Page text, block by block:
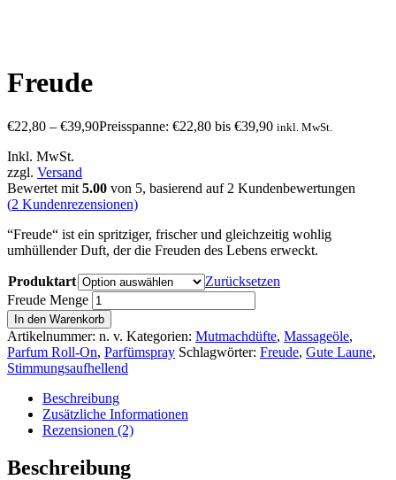
Freude
€22,80 – €39,90Preisspanne: €22,80 bis €39,90 inkl. MwSt.
Inkl. MwSt.
zzgl. Versand
Bewertet mit 5.00 von 5, basierend auf 2 Kundenbewertungen
(2 Kundenrezensionen)
“Freude“ ist ein spritziger, frischer und gleichzeitig wohlig
umhüllender Duft, der die Freuden des Lebens erweckt.
Produktart
Zurücksetzen
Freude Menge
In den Warenkorb
Artikelnummer: n. v. Kategorien: Mutmachdüfte, Massageöle,
Parfum Roll-On, Parfümspray Schlagwörter: Freude, Gute Laune,
Stimmungsaufhellend
Beschreibung
Zusätzliche Informationen
Rezensionen (2)
Beschreibung